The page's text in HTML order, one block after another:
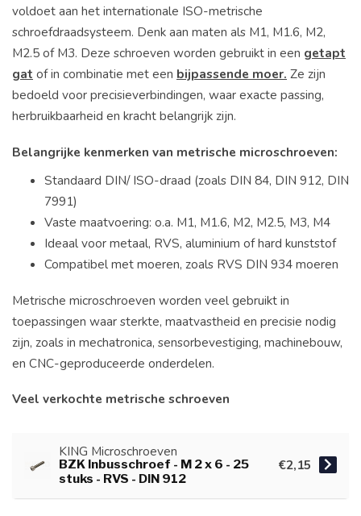
voldoet aan het internationale ISO-metrische
schroefdraadsysteem. Denk aan maten als M1, M1.6, M2,
M2.5 of M3. Deze schroeven worden gebruikt in een getapt
gat of in combinatie met een bijpassende moer. Ze zijn
bedoeld voor precisieverbindingen, waar exacte passing,
herbruikbaarheid en kracht belangrijk zijn.
Belangrijke kenmerken van metrische microschroeven:
Standaard DIN/ ISO-draad (zoals DIN 84, DIN 912, DIN
7991)
Vaste maatvoering: o.a. M1, M1.6, M2, M2.5, M3, M4
Ideaal voor metaal, RVS, aluminium of hard kunststof
Compatibel met moeren, zoals RVS DIN 934 moeren
Metrische microschroeven worden veel gebruikt in
toepassingen waar sterkte, maatvastheid en precisie nodig
zijn, zoals in mechatronica, sensorbevestiging, machinebouw,
en CNC-geproduceerde onderdelen.
Veel verkochte metrische schroeven
KING Microschroeven
BZK Inbusschroef - M 2 x 6 - 25
stuks - RVS - DIN 912
€2,15